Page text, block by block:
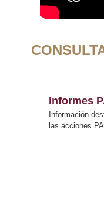
Informes
Información
las acciones